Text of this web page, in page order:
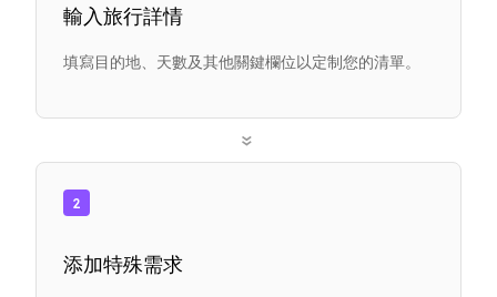
輸入旅行詳情
填寫目的地、天數及其他關鍵欄位以定制您的清單。
»
2
添加特殊需求